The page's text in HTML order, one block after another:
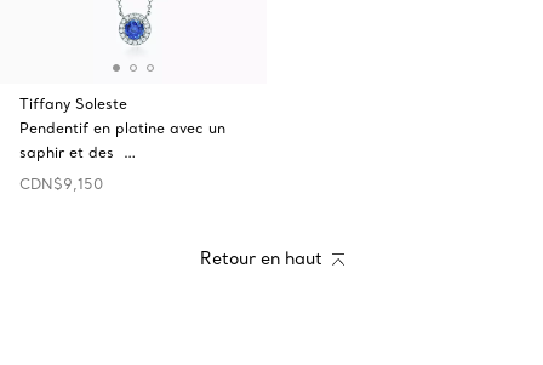
Tiffany Soleste
Pendentif en platine avec un
saphir et des …
CDN$9,150
Retour en haut